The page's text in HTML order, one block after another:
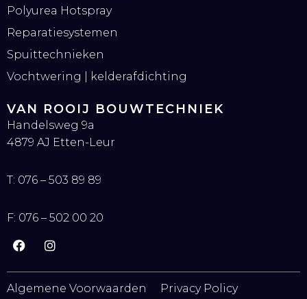
Polyurea Hotspray
Reparatiesystemen
Spuittechnieken
Vochtwering | kelderafdichting
VAN ROOIJ BOUWTECHNIEK
Handelsweg 9a
4879 AJ Etten-Leur
T: 076 – 503 89 89
F: 076 – 502 00 20
F
c
e
I
s
t
Algemene Voorwaarden Privacy Policy